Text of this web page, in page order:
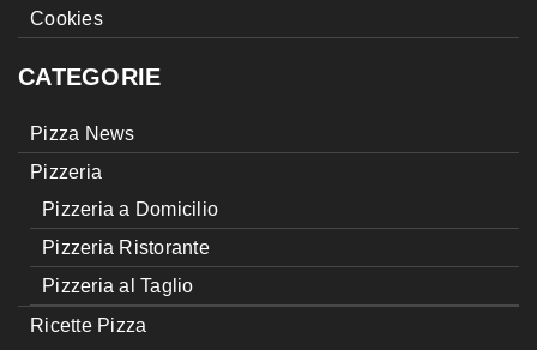
Cookies
CATEGORIE
Pizza News
Pizzeria
Pizzeria a Domicilio
Pizzeria Ristorante
Pizzeria al Taglio
Ricette Pizza